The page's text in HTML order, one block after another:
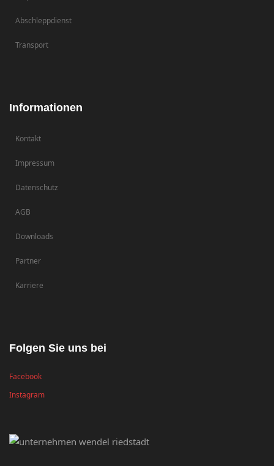
Abschleppdienst
Transport
Informationen
Kontakt
Impressum
Datenschutz
AGB
Downloads
Partner
Karriere
Folgen Sie uns bei
Facebook
Instagram